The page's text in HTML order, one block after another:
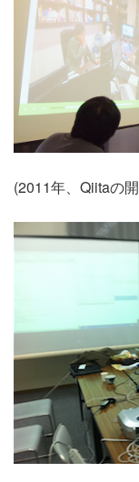
(2011年、Qiitaの